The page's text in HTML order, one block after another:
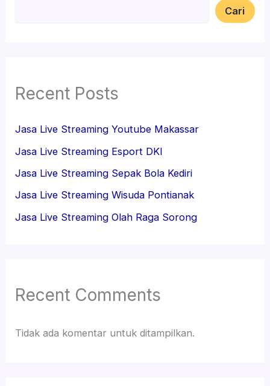
Cari
Recent Posts
Jasa Live Streaming Youtube Makassar
Jasa Live Streaming Esport DKI
Jasa Live Streaming Sepak Bola Kediri
Jasa Live Streaming Wisuda Pontianak
Jasa Live Streaming Olah Raga Sorong
Recent Comments
Tidak ada komentar untuk ditampilkan.